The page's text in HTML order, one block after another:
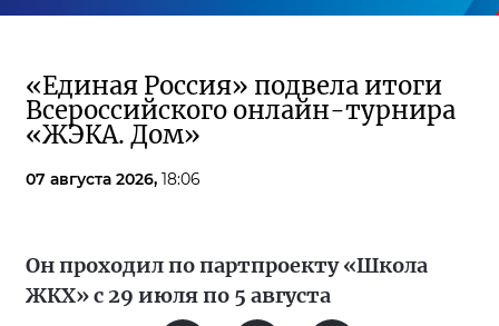
«Единая Россия» подвела итоги
Всероссийского онлайн-турнира
«ЖЭКА. Дом»
07 августа 2026, 18:06
Он проходил по партпроекту «Школа
ЖКХ» с 29 июля по 5 августа